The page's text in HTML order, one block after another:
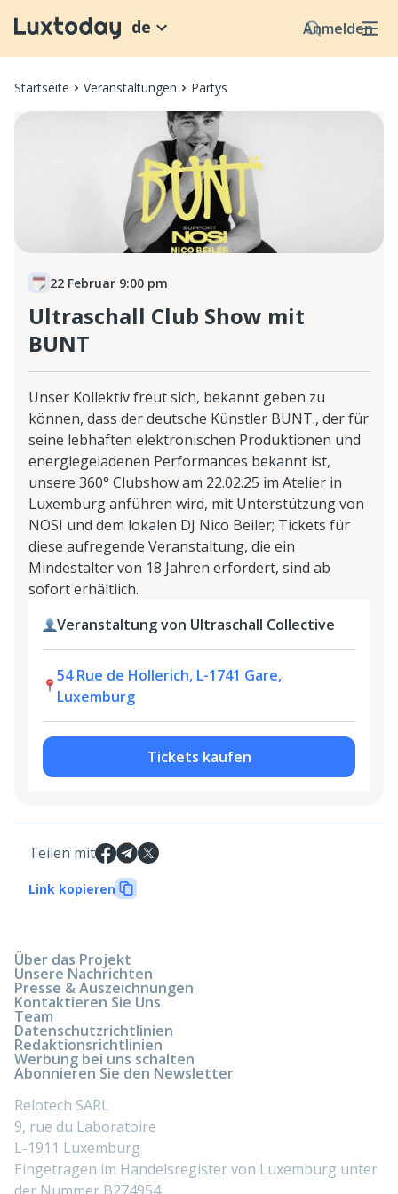
Anmelden
de
Startseite Veranstaltungen Partys
22 Februar 9:00 pm
Ultraschall Club Show mit
BUNT
Unser Kollektiv freut sich, bekannt geben zu
können, dass der deutsche Künstler BUNT., der für
seine lebhaften elektronischen Produktionen und
energiegeladenen Performances bekannt ist,
unsere 360° Clubshow am 22.02.25 im Atelier in
Luxemburg anführen wird, mit Unterstützung von
NOSI und dem lokalen DJ Nico Beiler; Tickets für
diese aufregende Veranstaltung, die ein
Mindestalter von 18 Jahren erfordert, sind ab
sofort erhältlich.
Veranstaltung von Ultraschall Collective
54 Rue de Hollerich, L-1741 Gare,
Luxemburg
Tickets kaufen
Teilen mit
Link kopieren
Über das Projekt
Unsere Nachrichten
Presse & Auszeichnungen
Kontaktieren Sie Uns
Team
Datenschutzrichtlinien
Redaktionsrichtlinien
Werbung bei uns schalten
Abonnieren Sie den Newsletter
Relotech SARL
9, rue du Laboratoire
L-1911 Luxemburg
Eingetragen im Handelsregister von Luxemburg unter